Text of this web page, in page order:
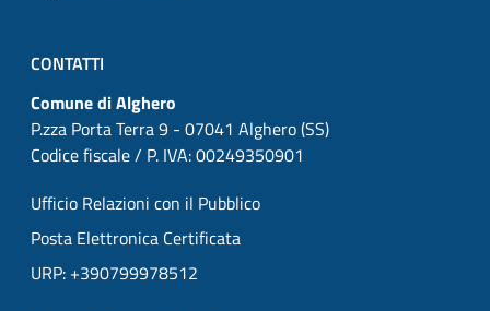
CONTATTI
Comune di Alghero
P.zza Porta Terra 9 - 07041 Alghero (SS)
Codice fiscale / P. IVA: 00249350901
Ufficio Relazioni con il Pubblico
Posta Elettronica Certificata
URP: +390799978512